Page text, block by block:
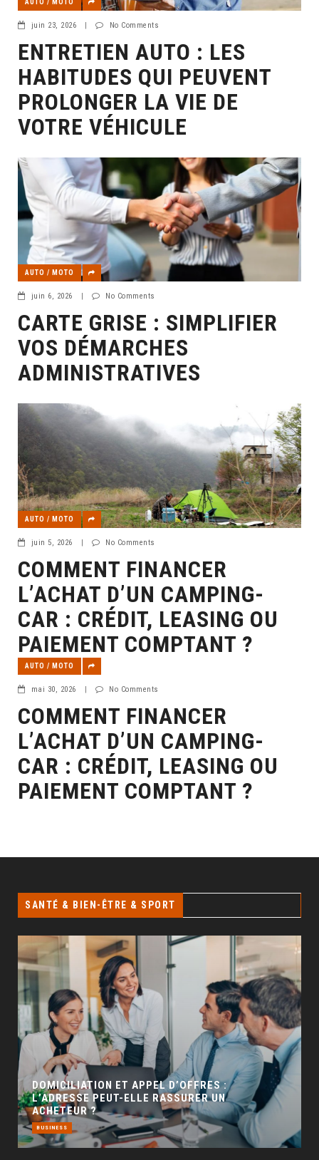
AUTO / MOTO
juin 23, 2026 No Comments
ENTRETIEN AUTO : LES
HABITUDES QUI PEUVENT
PROLONGER LA VIE DE
VOTRE VÉHICULE
AUTO / MOTO
juin 6, 2026 No Comments
CARTE GRISE : SIMPLIFIER
VOS DÉMARCHES
ADMINISTRATIVES
AUTO / MOTO
juin 5, 2026 | No Comments
COMMENT FINANCER
L’ACHAT D’UN CAMPING-
CAR : CRÉDIT, LEASING OU
PAIEMENT COMPTANT ?
AUTO / MOTO
mai 30, 2026 | No Comments
COMMENT FINANCER
L’ACHAT D’UN CAMPING-
CAR : CRÉDIT, LEASING OU
PAIEMENT COMPTANT ?
SANTÉ & BIEN-ÊTRE & SPORT
GÉO SEO : UN LEVIER INCONTOURNABLE POUR
LA VISIBILITÉ LOCALE
BUSINESS